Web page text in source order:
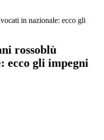
in nazionale: ecco gli
rossoblù
ecco gli impegni